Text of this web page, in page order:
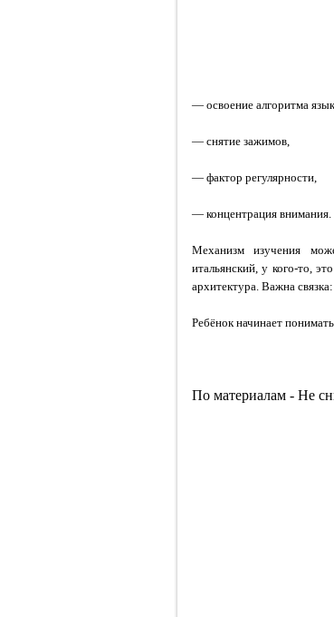
— освоение алгоритма
— снятие зажимов,
— фактор регулярности,
— концентрация внимания.
Механизм изучения
итальянский, у кого-то,
архитектура. Важна
Ребёнок начинает
По материалам - Не